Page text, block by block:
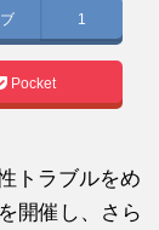
1
Pocket
トラブルをめ
開催し、さら